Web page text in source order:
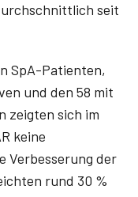
seit
SpA-Patienten,
und den 58 mit
zeigten sich im
keine
Verbesserung der
rund 30 %